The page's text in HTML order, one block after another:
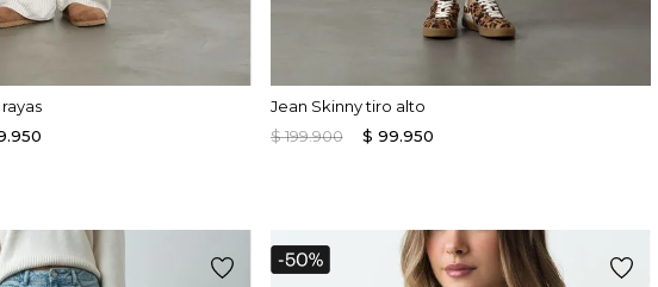
.950
Jean Skinny tiro alto
$199.900 $ 99.950